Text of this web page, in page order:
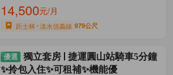
14,500元/月
距士林 淡水信義線 979公尺
獨立套房
捷運圓山站騎車5分鐘
✨拎包入住✨可租補✨機能優